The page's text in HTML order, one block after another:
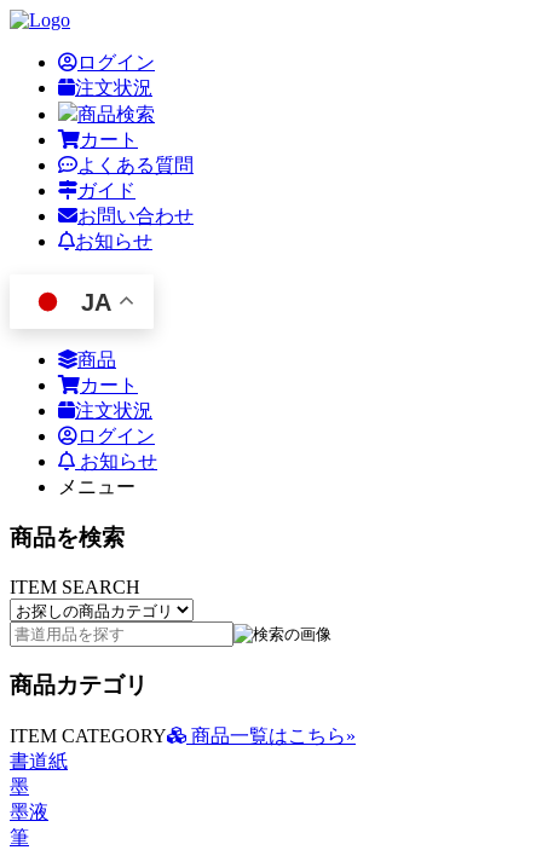
ログイン
注文状況
商品検索
カート
よくある質問
ガイド
お問い合わせ
お知らせ
JA
商品
カート
注文状況
ログイン
お知らせ
メニュー
商品を検索
ITEM SEARCH
商品カテゴリ
ITEM CATEGORY
商品一覧はこちら»
書道紙
墨
墨液
筆